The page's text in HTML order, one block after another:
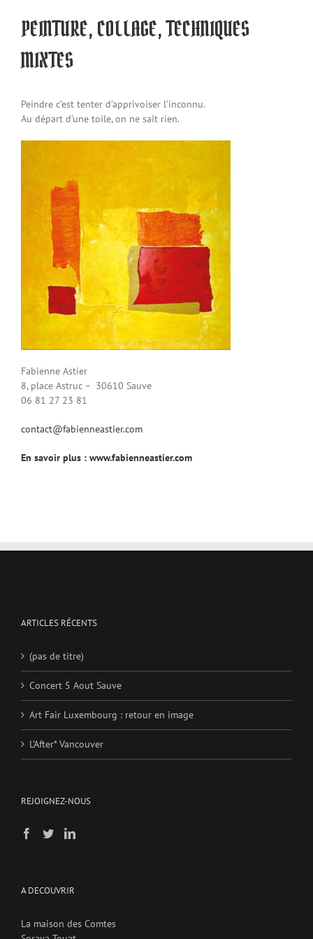
PEINTURE, COLLAGE, TECHNIQUES
MIXTES
Peindre c’est tenter d’apprivoiser l’inconnu.
Au départ d’une toile, on ne sait rien.
Fabienne Astier
8, place Astruc – 30610 Sauve
06 81 27 23 81
contact@fabienneastier.com
En savoir plus : www.fabienneastier.com
ARTICLES RÉCENTS
(pas de titre)
Concert 5 Aout Sauve
Art Fair Luxembourg : retour en image
L’After* Vancouver
REJOIGNEZ-NOUS
A DECOUVRIR
La maison des Comtes